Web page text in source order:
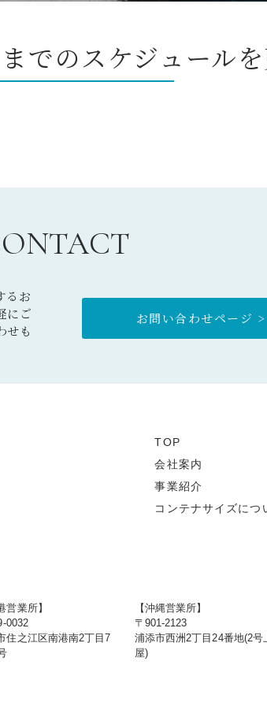
のスケジュールを
るお
にご
せも
お問い合わせページ >
TOP
会社案内
事業紹介
コンテナサイズにつ
営業所】
0032
住之江区南港南2丁目7
【沖縄営業所】
〒901-2123
浦添市西洲2丁目24番地(2号
屋)